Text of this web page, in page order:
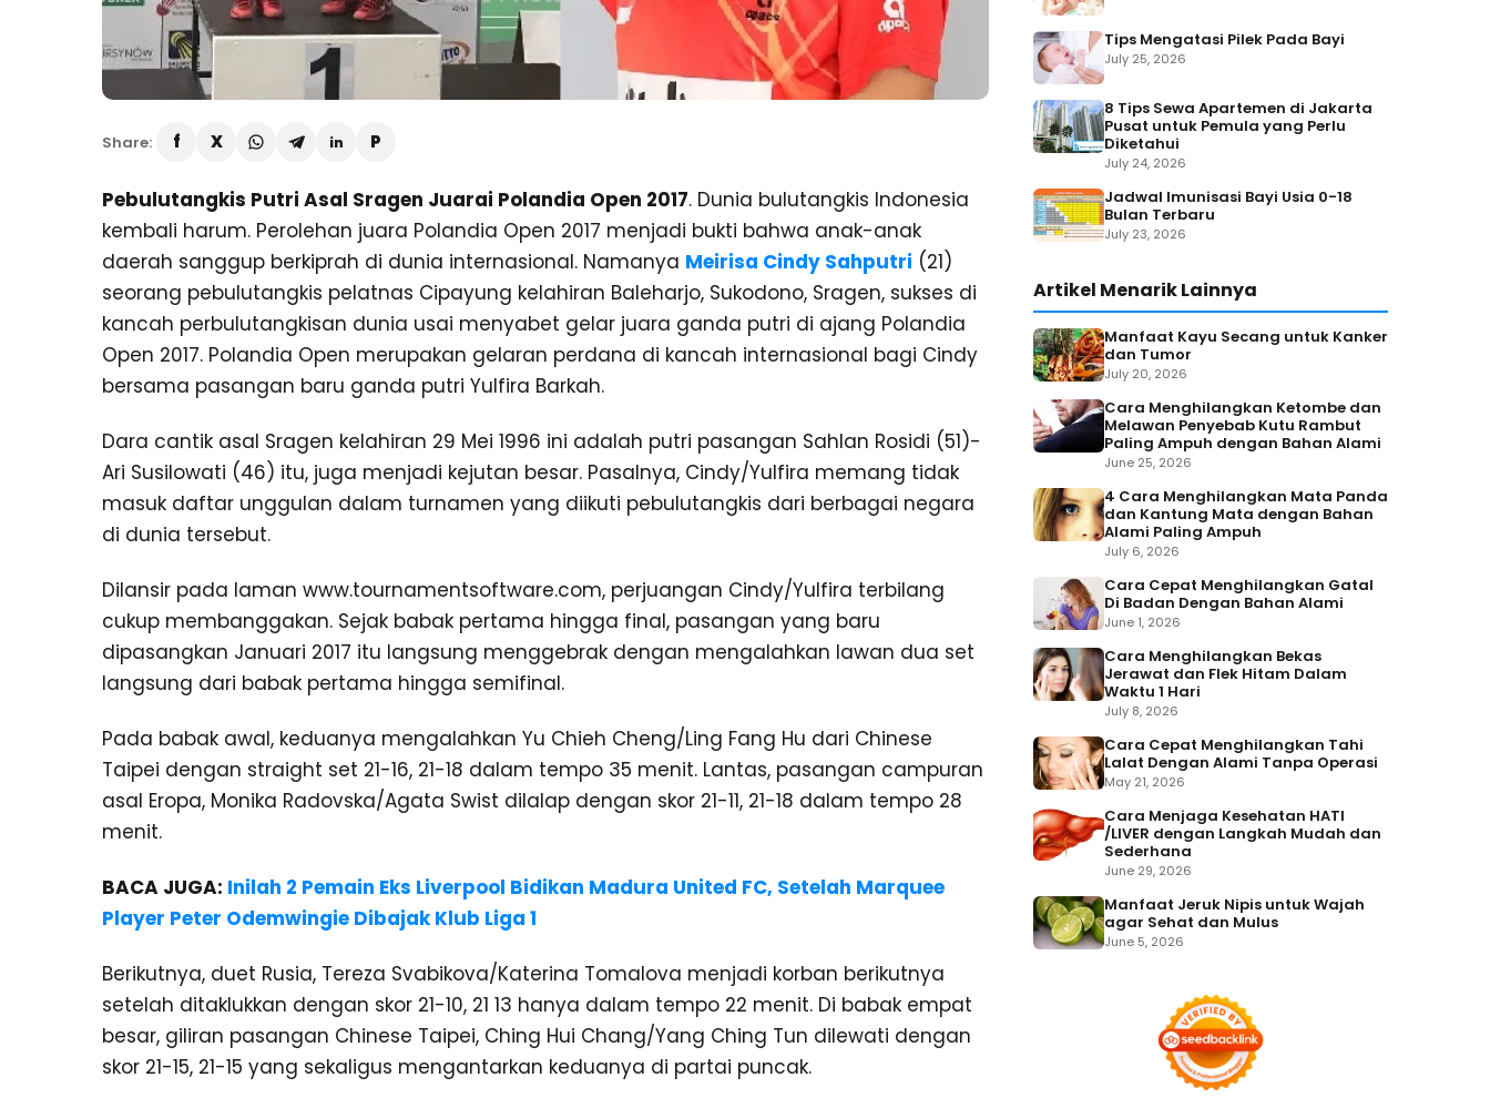
Share:
Pebulutangkis Putri Asal Sragen Juarai Polandia Open 2017. Dunia bulutangkis Indonesia
kembali harum. Perolehan juara Polandia Open 2017 menjadi bukti bahwa anak-anak
daerah sanggup berkiprah di dunia internasional. Namanya Meirisa Cindy Sahputri (21)
seorang pebulutangkis pelatnas Cipayung kelahiran Baleharjo, Sukodono, Sragen, sukses di
kancah perbulutangkisan dunia usai menyabet gelar juara ganda putri di ajang Polandia
Open 2017. Polandia Open merupakan gelaran perdana di kancah internasional bagi Cindy
bersama pasangan baru ganda putri Yulfira Barkah.
Dara cantik asal Sragen kelahiran 29 Mei 1996 ini adalah putri pasangan Sahlan Rosidi (51)-
Ari Susilowati (46) itu, juga menjadi kejutan besar. Pasalnya, Cindy/Yulfira memang tidak
masuk daftar unggulan dalam turnamen yang diikuti pebulutangkis dari berbagai negara
di dunia tersebut.
Dilansir pada laman www.tournamentsoftware.com, perjuangan Cindy/Yulfira terbilang
cukup membanggakan. Sejak babak pertama hingga final, pasangan yang baru
dipasangkan Januari 2017 itu langsung menggebrak dengan mengalahkan lawan dua set
langsung dari babak pertama hingga semifinal.
Pada babak awal, keduanya mengalahkan Yu Chieh Cheng/Ling Fang Hu dari Chinese
Taipei dengan straight set 21-16, 21-18 dalam tempo 35 menit. Lantas, pasangan campuran
asal Eropa, Monika Radovska/Agata Swist dilalap dengan skor 21-11, 21-18 dalam tempo 28
menit.
BACA JUGA: Inilah 2 Pemain Eks Liverpool Bidikan Madura United FC, Setelah Marquee
Player Peter Odemwingie Dibajak Klub Liga 1
Berikutnya, duet Rusia, Tereza Svabikova/Katerina Tomalova menjadi korban berikutnya
setelah ditaklukkan dengan skor 21-10, 21 13 hanya dalam tempo 22 menit. Di babak empat
besar, giliran pasangan Chinese Taipei, Ching Hui Chang/Yang Ching Tun dilewati dengan
skor 21-15, 21-15 yang sekaligus mengantarkan keduanya di partai puncak.
Tips Mengatasi Pilek Pada Bayi
July 25, 2026
8 Tips Sewa Apartemen di Jakarta
Pusat untuk Pemula yang Perlu
Diketahui
July 24, 2026
Jadwal Imunisasi Bayi Usia 0-18
Bulan Terbaru
July 23, 2026
Artikel Menarik Lainnya
Manfaat Kayu Secang untuk Kanker
dan Tumor
July 20, 2026
Cara Menghilangkan Ketombe dan
Melawan Penyebab Kutu Rambut
Paling Ampuh dengan Bahan Alami
June 25, 2026
4 Cara Menghilangkan Mata Panda
dan Kantung Mata dengan Bahan
Alami Paling Ampuh
July 6, 2026
Cara Cepat Menghilangkan Gatal
Di Badan Dengan Bahan Alami
June 1, 2026
Cara Menghilangkan Bekas
Jerawat dan Flek Hitam Dalam
Waktu 1 Hari
July 8, 2026
Cara Cepat Menghilangkan Tahi
Lalat Dengan Alami Tanpa Operasi
May 21, 2026
Cara Menjaga Kesehatan HATI
/LIVER dengan Langkah Mudah dan
Sederhana
June 29, 2026
Manfaat Jeruk Nipis untuk Wajah
agar Sehat dan Mulus
June 5, 2026